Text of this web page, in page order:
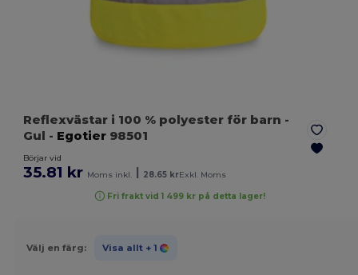
Reflexvästar i 100 % polyester för barn -
Gul - Egotier 98501
Börjar vid
35.81 kr Moms inkl. 28.65 krExkl. Moms
Fri frakt vid 1 499 kr på detta lager!
Välj en färg: Visa allt + 1